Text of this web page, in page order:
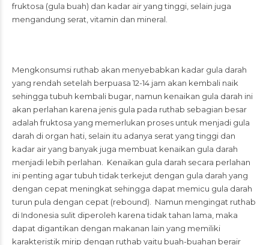
fruktosa (gula buah) dan kadar air yang tinggi, selain juga
mengandung serat, vitamin dan mineral.
Mengkonsumsi ruthab akan menyebabkan kadar gula darah
yang rendah setelah berpuasa 12-14 jam akan kembali naik
sehingga tubuh kembali bugar, namun kenaikan gula darah ini
akan perlahan karena jenis gula pada ruthab sebagian besar
adalah fruktosa yang memerlukan proses untuk menjadi gula
darah di organ hati, selain itu adanya serat yang tinggi dan
kadar air yang banyak juga membuat kenaikan gula darah
menjadi lebih perlahan. Kenaikan gula darah secara perlahan
ini penting agar tubuh tidak terkejut dengan gula darah yang
dengan cepat meningkat sehingga dapat memicu gula darah
turun pula dengan cepat (rebound). Namun mengingat ruthab
di Indonesia sulit diperoleh karena tidak tahan lama, maka
dapat digantikan dengan makanan lain yang memiliki
karakteristik mirip dengan ruthab yaitu buah-buahan berair